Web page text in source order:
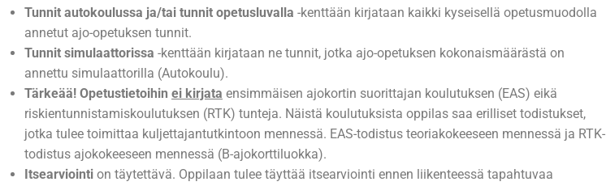
Tunnit autokoulussa ja/tai tunnit opetusluvalla -kenttään kirjataan kaikki kyseisellä opetusmuodolla
annetut ajo-opetuksen tunnit.
Tunnit simulaattorissa -kenttään kirjataan ne tunnit, jotka ajo-opetuksen kokonaismäärästä on
annettu simulaattorilla (Autokoulu).
Tärkeää! Opetustietoihin ei kirjata ensimmäisen ajokortin suorittajan koulutuksen (EAS) eikä
riskientunnistamiskoulutuksen (RTK) tunteja. Näistä koulutuksista oppilas saa erilliset todistukset,
jotka tulee toimittaa kuljettajantutkintoon mennessä. EAS-todistus teoriakokeeseen mennessä ja RTK-
todistus ajokokeeseen mennessä (B-ajokorttiluokka).
Itsearviointi on täytettävä. Oppilaan tulee täyttää itsearviointi ennen liikenteessä tapahtuvaa